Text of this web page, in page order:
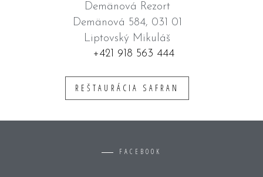
Demänová Rezort
Demänová 584, 031 01
Liptovský Mikuláš
+421 918 563 444
REŠTAURÁCIA SAFRAN
FACEBOOK